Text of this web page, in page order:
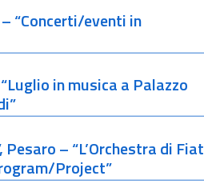
“Concerti/eventi in
in musica a Palazzo
– “L’Orchestra di
Project”